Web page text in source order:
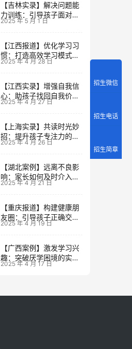
【吉林实录】解决问题能
力训练：引导孩子面对主
动挑战
2025 年 5 月 1 日
【江西报道】优化学习习
惯：打造高效学习模式的
实用技巧
2025 年 4 月 28 日
【江西实录】增强自我信
心：助孩子找回自我价值
的策略
2025 年 4 月 27 日
【上海实录】共读时光妙
招：提升孩子专注力的阅
读策略
2025 年 4 月 26 日
【湖北案例】远离不良影
响：家长如何及时介入调
整方向
2025 年 4 月 21 日
【重庆报道】构建健康朋
友圈：引导孩子正确交友
的实践经验
2025 年 4 月 19 日
【广西案例】激发学习兴
趣：突破厌学困境的实战
经验
2025 年 4 月 17 日
招生微信
招生电话
招生简章